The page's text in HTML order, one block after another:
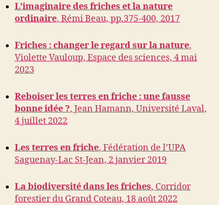
L’imaginaire des friches et la nature
ordinaire, Rémi Beau, pp.375-400, 2017
Friches : changer le regard sur la nature,
Violette Vauloup, Espace des sciences, 4 mai
2023
Reboiser les terres en friche : une fausse
bonne idée ?, Jean Hamann, Université Laval,
4 juillet 2022
Les terres en friche, Fédération de l’UPA
Saguenay-Lac St-Jean, 2 janvier 2019
La biodiversité dans les friches, Corridor
forestier du Grand Coteau, 18 août 2022